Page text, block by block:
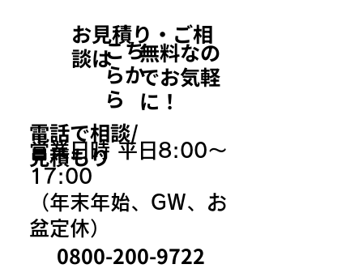
​お見積り・ご相
談は
無料なの
でお気軽
に！
こち
らか
ら
電話で相談/
見積もり
営業日時 平日8:00～
17:00
（年末年始、GW、お
盆定休）
0800-200-9722